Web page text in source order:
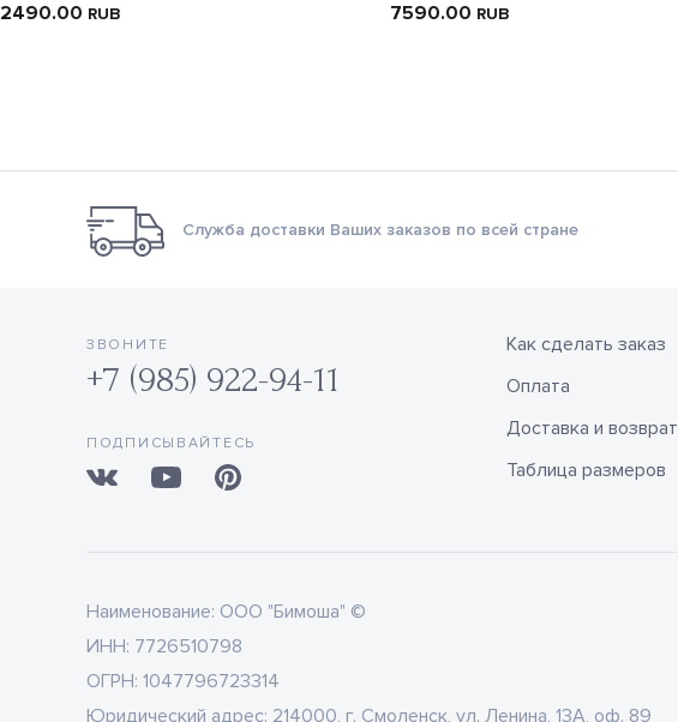
2490.00 RUB
7590.00 RUB
Служба доставки Ваших заказов по всей стране
ЗВОНИТЕ
+7 (985) 922-94-11
ПОДПИСЫВАЙТЕСЬ
Как сделать заказ
Оплата
Доставка и возврат
Таблица размеров
Наименование: ООО "Бимоша" ©
ИНН: 7726510798
ОГРН: 1047796723314
Юридический адрес: 214000, г. Смоленск, ул. Ленина, 13А, оф. 89